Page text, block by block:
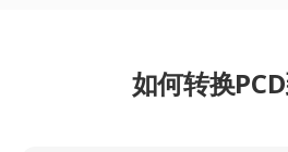
如何转换